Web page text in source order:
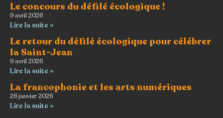
Le concours du défilé écologique !
9 avril 2026
Lire la suite »
Le retour du défilé écologique pour célébrer
la Saint-Jean
9 avril 2026
Lire la suite »
La francophonie et les arts numériques
26 janvier 2026
Lire la suite »